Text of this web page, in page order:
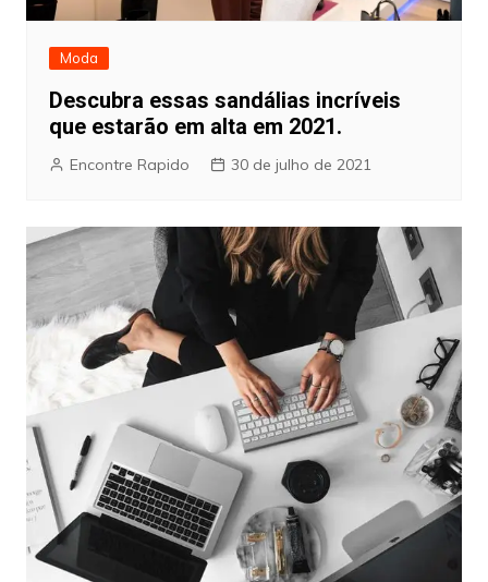
Moda
Descubra essas sandálias incríveis
que estarão em alta em 2021.
Encontre Rapido 30 de julho de 2021